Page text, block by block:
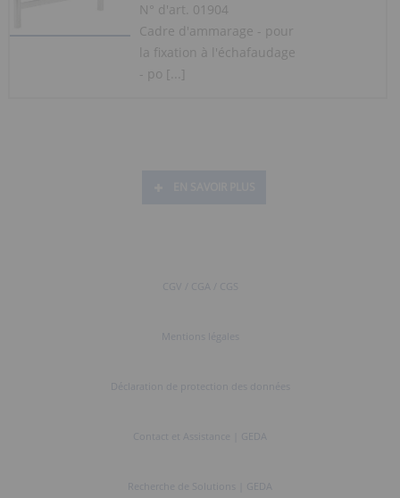
N° d'art. 01904
Cadre d'ammarage - pour
la fixation à l'échafaudage
- po [...]
CGV / CGA / CGS
Mentions légales
Déclaration de protection des données
Contact et Assistance | GEDA
Recherche de Solutions | GEDA